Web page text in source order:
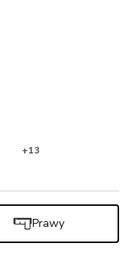
+13
Prawy